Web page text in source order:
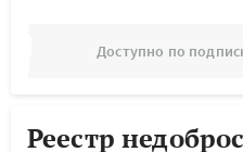
Доступно по
Реестр